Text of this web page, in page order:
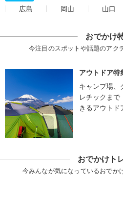
広島
岡山 山口
おでかけ
今注目のスポットや話題のアク
アウトドア特
キャンプ場、
レチックまで
きるアウトド
おでかけト
今みんなが気になっているおでか